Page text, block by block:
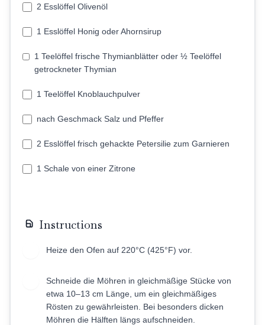
2 Esslöffel Olivenöl
1 Esslöffel Honig oder Ahornsirup
1 Teelöffel frische Thymianblätter oder ½ Teelöffel
getrockneter Thymian
1 Teelöffel Knoblauchpulver
nach Geschmack Salz und Pfeffer
2 Esslöffel frisch gehackte Petersilie zum Garnieren
1 Schale von einer Zitrone
Instructions
Heize den Ofen auf 220°C (425°F) vor.
Schneide die Möhren in gleichmäßige Stücke von
etwa 10–13 cm Länge, um ein gleichmäßiges
Rösten zu gewährleisten. Bei besonders dicken
Möhren die Hälften längs aufschneiden.